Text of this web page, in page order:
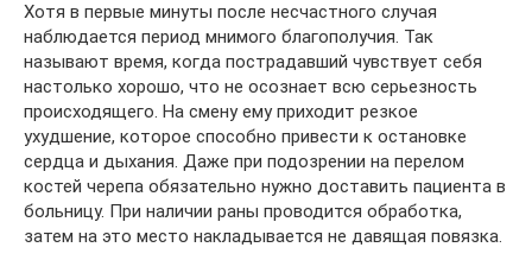
Хотя в первые минуты после несчастного случая
наблюдается период мнимого благополучия. Так
называют время, когда пострадавший чувствует себя
настолько хорошо, что не осознает всю серьезность
происходящего. На смену ему приходит резкое
ухудшение, которое способно привести к остановке
сердца и дыхания. Даже при подозрении на перелом
костей черепа обязательно нужно доставить пациента в
больницу. При наличии раны проводится обработка,
затем на это место накладывается не давящая повязка.